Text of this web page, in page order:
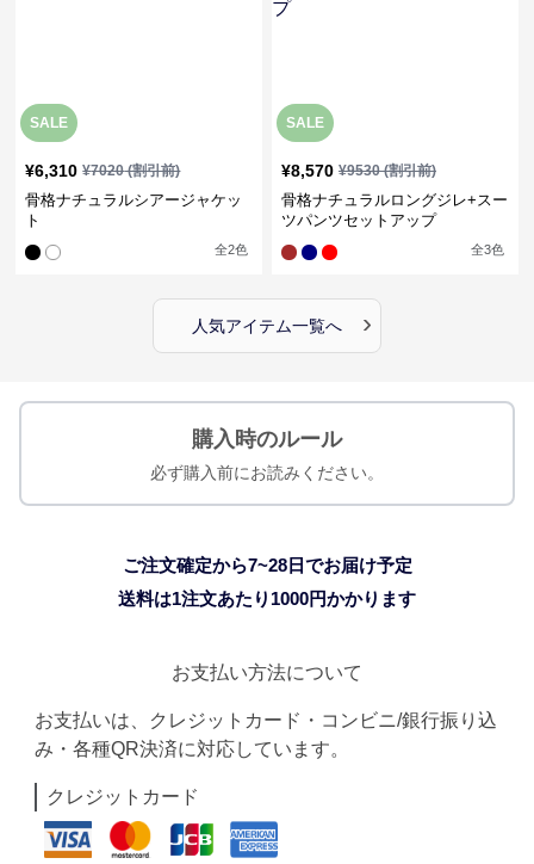
SALE
¥6,310 ¥7020(割引前)
骨格ナチュラルシアージャケッ
ト
全2色
SALE
¥8,570 ¥9530(割引前)
骨格ナチュラルロングジレ+スー
ツパンツセットアップ
全3色
人気アイテム一覧へ ›
購入時のルール
必ず購入前にお読みください。
ご注文確定から7~28日でお届け予定
送料は1注文あたり 1000円かかります
お支払い方法について
お支払いは、クレジットカード・コンビニ/銀行振り込
み・各種QR決済に対応しています。
クレジットカード